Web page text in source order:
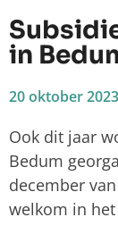
in
20 oktober 2023
Ook dit jaar
Bedum
december
welkom in